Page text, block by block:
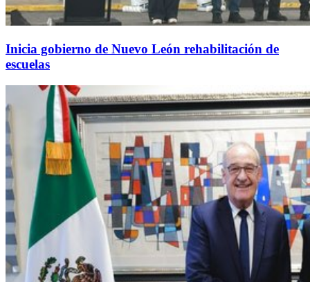
Inicia gobierno de Nuevo León rehabilitación de
escuelas